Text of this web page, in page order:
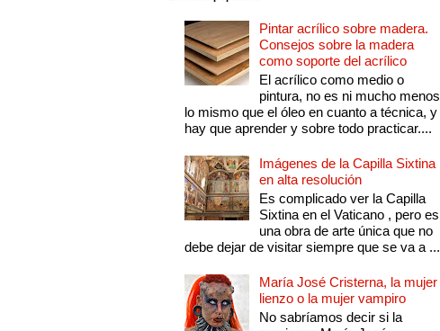
Pintar acrílico sobre madera.
Consejos sobre la madera
como soporte del acrílico
El acrílico como medio o
pintura, no es ni mucho menos
lo mismo que el óleo en cuanto a técnica, y
hay que aprender y sobre todo practicar....
Imágenes de la Capilla Sixtina
en alta resolución
Es complicado ver la Capilla
Sixtina en el Vaticano , pero es
una obra de arte única que no
debe dejar de visitar siempre que se va a ...
María José Cristerna, la mujer
lienzo o la mujer vampiro
No sabríamos decir si la